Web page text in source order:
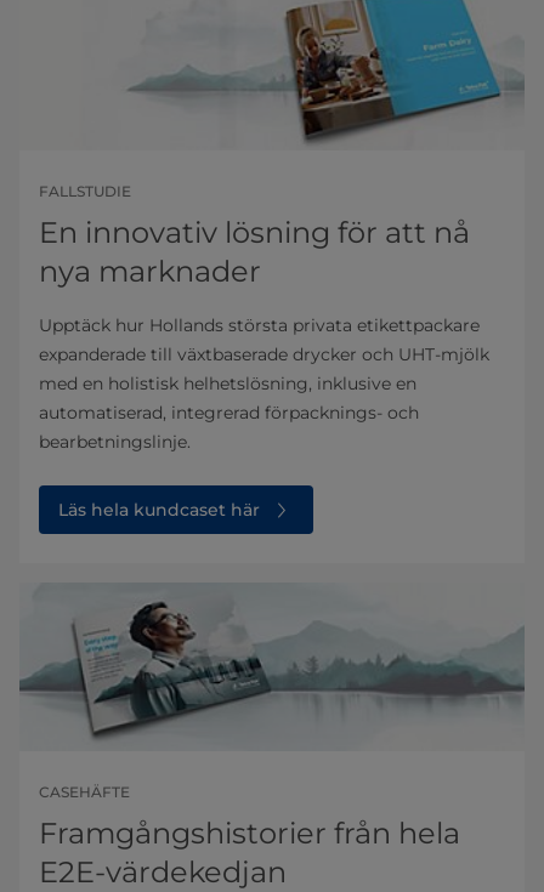
FALLSTUDIE
En innovativ lösning för att nå
nya marknader
Upptäck hur Hollands största privata etikettpackare
expanderade till växtbaserade drycker och UHT-mjölk
med en holistisk helhetslösning, inklusive en
automatiserad, integrerad förpacknings- och
bearbetningslinje.
Läs hela kundcaset här
CASEHÄFTE
Framgångshistorier från hela
E2E-värdekedjan